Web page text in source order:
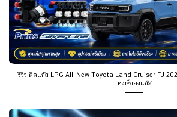
รีวิว ติดแก๊ส LPG All-New Toyota Land Cruiser FJ
หงษ์ทองแก๊ส